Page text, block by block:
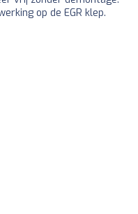
op de EGR klep.